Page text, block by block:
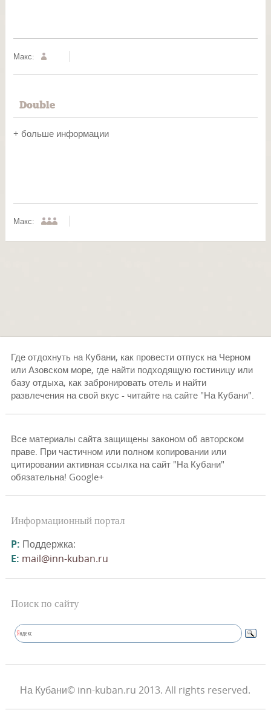
Макс:
Double
+ больше информации
Макс:
Где отдохнуть на Кубани, как провести отпуск на Черном
или Азовском море, где найти подходящую гостиницу или
базу отдыха, как забронировать отель и найти
развлечения на свой вкус - читайте на сайте "На Кубани".
Все материалы сайта защищены законом об авторском
праве. При частичном или полном копировании или
цитировании активная ссылка на сайт "На Кубани"
обязательна! Google+
Информационный портал
P: Поддержка:
E: mail@inn-kuban.ru
Поиск по сайту
На Кубани© inn-kuban.ru 2013. All rights reserved.